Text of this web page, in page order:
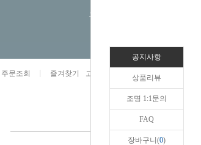
오늘하루 열지않음
주문조회 즐겨찾기 고객센터 카카오톡채널/상담
공지사항
상품리뷰
조명 1:1문의
FAQ
장바구니(0)